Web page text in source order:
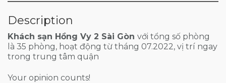
Description
Khách sạn Hồng Vy 2 Sài Gòn với tổng số phòng
là 35 phòng, hoạt động từ tháng 07.2022, vị trí ngay
trong trung tâm quận
Your opinion counts!